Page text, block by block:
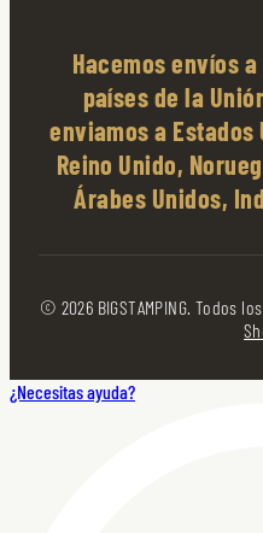
Hacemos envíos
países de la
enviamos a Estados
Reino Unido,
Árabes Unidos,
© 2026 BIGSTAMPING. Todos
¿Necesitas ayuda?